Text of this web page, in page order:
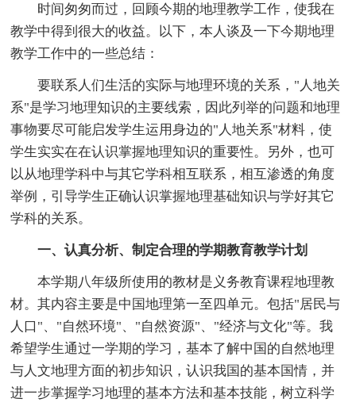
时间匆匆而过，回顾今期的地理教学工作，使我在
教学中得到很大的收益。以下，本人谈及一下今期地理
教学工作中的一些总结：
要联系人们生活的实际与地理环境的关系，"人地关
系"是学习地理知识的主要线索，因此列举的问题和地理
事物要尽可能启发学生运用身边的"人地关系"材料，使
学生实实在在认识掌握地理知识的重要性。另外，也可
以从地理学科中与其它学科相互联系，相互渗透的角度
举例，引导学生正确认识掌握地理基础知识与学好其它
学科的关系。
一、认真分析、制定合理的学期教育教学计划
本学期八年级所使用的教材是义务教育课程地理教
材。其内容主要是中国地理第一至四单元。包括"居民与
人口"、"自然环境"、"自然资源"、"经济与文化"等。我
希望学生通过一学期的学习，基本了解中国的自然地理
与人文地理方面的初步知识，认识我国的基本国情，并
进一步掌握学习地理的基本方法和基本技能，树立科学